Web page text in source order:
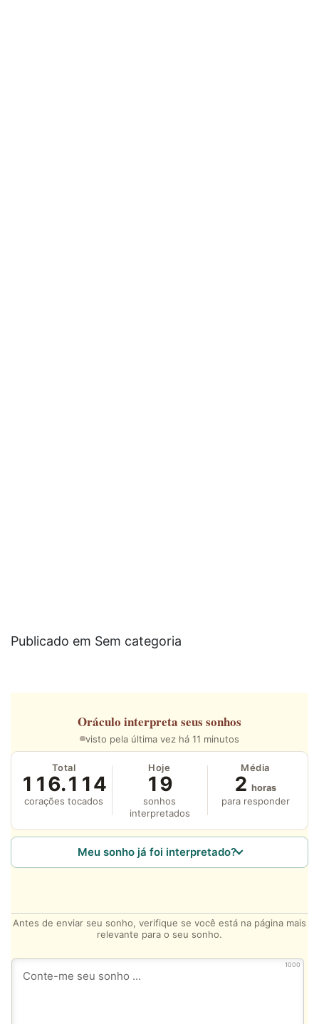
Publicado em Sem categoria
Oráculo interpreta seus sonhos
visto pela última vez há 11 minutos
Total
116.114
corações tocados
Hoje
19
sonhos
interpretados
Média
2 horas
para responder
Meu sonho já foi interpretado?
Antes de enviar seu sonho, verifique se você está na página mais
relevante para o seu sonho.
1000